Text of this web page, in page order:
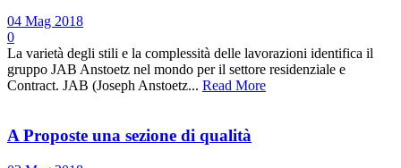
04 Mag 2018
0
La varietà degli stili e la complessità delle lavorazioni identifica il
gruppo JAB Anstoetz nel mondo per il settore residenziale e
Contract. JAB (Joseph Anstoetz... Read More
A Proposte una sezione di qualità